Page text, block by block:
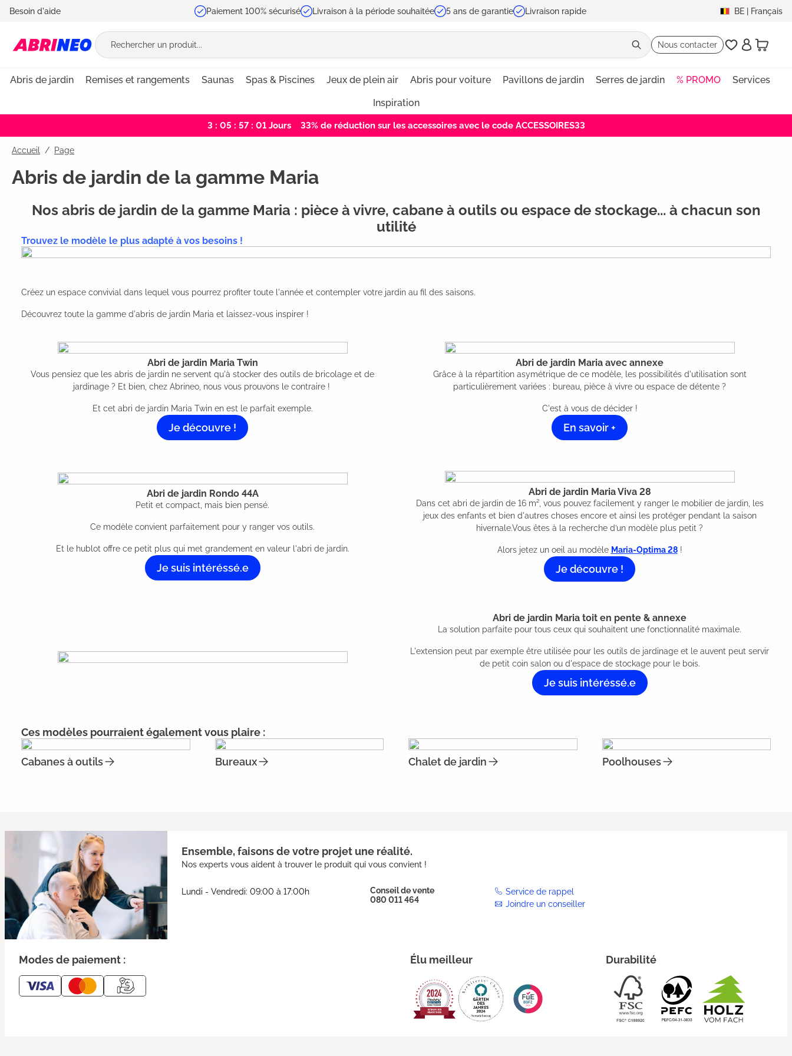
Passer à la navigation principale
Besoin d'aide Paiement 100% sécurisé Livraison à la période souhaitée 5 ans de garantie Livraison rapide BE | Français
Nous contacter
Abris de jardin Remises et rangements Saunas Spas & Piscines Jeux de plein air Abris pour voiture Pavillons de jardin Serres de jardin % PROMO Services
Inspiration
3 : 05 : 57 : 00 Jours 33% de réduction sur les accessoires avec le code ACCESSOIRES33
Accueil Page
Abris de jardin de la gamme Maria
Nos abris de jardin de la gamme Maria : pièce à vivre, cabane à outils ou espace de stockage... à chacun son
utilité
Trouvez le modèle le plus adapté à vos besoins !
Créez un espace convivial dans lequel vous pourrez profiter toute l'année et contempler votre jardin au fil des saisons.
Découvrez toute la gamme d'abris de jardin Maria et laissez-vous inspirer !
Abri de jardin Maria Twin
Vous pensiez que les abris de jardin ne servent qu'à stocker des outils de bricolage et de
jardinage ? Et bien, chez Abrineo, nous vous prouvons le contraire !
Et cet abri de jardin Maria Twin en est le parfait exemple.
Je découvre !
Abri de jardin Maria avec annexe
Grâce à la répartition asymétrique de ce modèle, les possibilités d'utilisation sont
particulièrement variées : bureau, pièce à vivre ou espace de détente ?
C'est à vous de décider !
En savoir +
Abri de jardin Rondo 44A
Petit et compact, mais bien pensé.
Ce modèle convient parfaitement pour y ranger vos outils.
Et le hublot offre ce petit plus qui met grandement en valeur l'abri de jardin.
Je suis intéréssé.e
Abri de jardin Maria Viva 28
Dans cet abri de jardin de 16 m², vous pouvez facilement y ranger le mobilier de jardin, les
jeux des enfants et bien d'autres choses encore et ainsi les protéger pendant la saison
hivernale.Vous êtes à la recherche d’un modèle plus petit ?
Alors jetez un oeil au modèle Maria-Optima 28!
Je découvre !
Abri de jardin Maria toit en pente & annexe
La solution parfaite pour tous ceux qui souhaitent une fonctionnalité maximale.
L'extension peut par exemple être utilisée pour les outils de jardinage et le auvent peut servir
de petit coin salon ou d'espace de stockage pour le bois.
Je suis intéréssé.e
Ces modèles pourraient également vous plaire :
Cabanes à outils Bureaux Chalet de jardin Poolhouses
Ensemble, faisons de votre projet une réalité.
Nos experts vous aident à trouver le produit qui vous convient !
Lundi - Vendredi: 09:00 à 17:00h
Conseil de vente
080 011 464
Service de rappel
Joindre un conseiller
Modes de paiement : Élu meilleur Durabilité